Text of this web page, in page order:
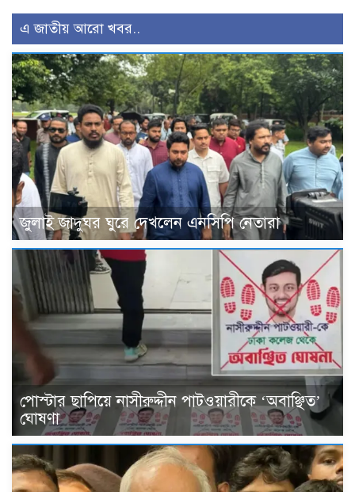
এ জাতীয় আরো খবর..
জুলাই জাদুঘর ঘুরে দেখলেন এনসিপি নেতারা
পোস্টার ছাপিয়ে নাসীরুদ্দীন পাটওয়ারীকে ‘অবাঞ্ছিত’
ঘোষণা